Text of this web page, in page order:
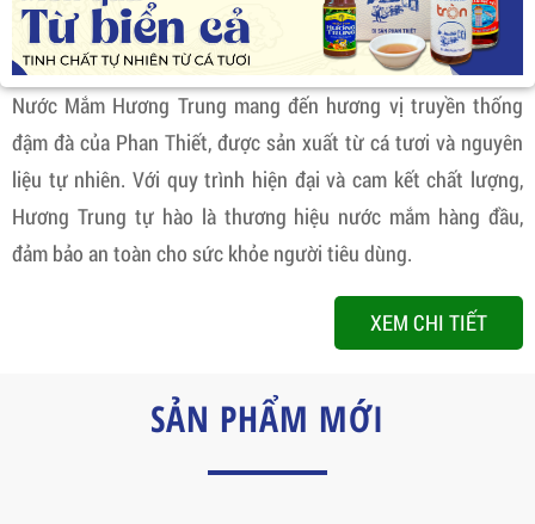
Nước Mắm Hương Trung mang đến hương vị truyền thống
đậm đà của Phan Thiết, được sản xuất từ cá tươi và nguyên
liệu tự nhiên. Với quy trình hiện đại và cam kết chất lượng,
Hương Trung tự hào là thương hiệu nước mắm hàng đầu,
đảm bảo an toàn cho sức khỏe người tiêu dùng.
XEM CHI TIẾT
SẢN PHẨM MỚI